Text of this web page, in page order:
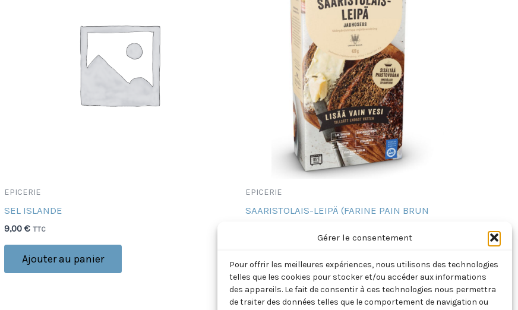
Gérer le consentement
Pour offrir les meilleures expériences, nous utilisons des technologies
telles que les cookies pour stocker et/ou accéder aux informations
des appareils. Le fait de consentir à ces technologies nous permettra
de traiter des données telles que le comportement de navigation ou
EPICERIE
SEL ISLANDE
9,00 € TTC
Ajouter au panier
EPICERIE
SAARISTOLAIS-LEIPÄ (FARINE PAIN BRUN
Ajouter au panier